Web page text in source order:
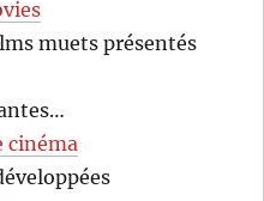
muets présentés
cinéma